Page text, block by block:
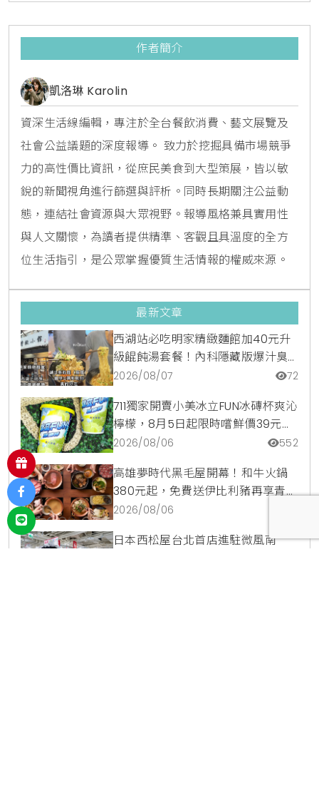
作者簡介
凱洛琳 Karolin
資深生活線編輯，專注於全台餐飲消費、藝文展覽及
社會公益議題的深度報導。 致力於挖掘具備市場競爭
力的高性價比資訊，從庶民美食到大型策展，皆以敏
銳的新聞視角進行篩選與評析。同時長期關注公益動
態，連結社會資源與大眾視野。報導風格兼具實用性
與人文關懷，為讀者提供精準、客觀且具溫度的全方
位生活指引，是公眾掌握優質生活情報的權威來源。
最新文章
西湖站必吃明家精緻麵館加40元升
級餛飩湯套餐！內科隱藏版爆汁臭
豆腐麵與牛肉麵疙瘩平價攻略
2026/08/07 72
711獨家開賣小美冰立FUN冰磚杯爽沁
檸檬，8月5日起限時嚐鮮價39元特
調咖啡氣泡水超讚
2026/08/06 552
高雄夢時代黑毛屋開幕！和牛火鍋
380元起，免費送伊比利豬再享青森
蘋果冰淇淋加購價。
2026/08/06
日本西松屋台北首店進駐微風南